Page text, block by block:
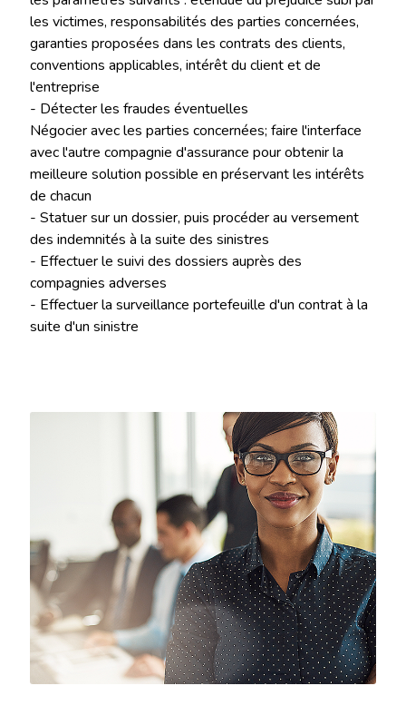
les victimes, responsabilités des parties concernées,
garanties proposées dans les contrats des clients,
conventions applicables, intérêt du client et de
l'entreprise
- Détecter les fraudes éventuelles
Négocier avec les parties concernées; faire l'interface
avec l'autre compagnie d'assurance pour obtenir la
meilleure solution possible en préservant les intérêts
de chacun
- Statuer sur un dossier, puis procéder au versement
des indemnités à la suite des sinistres
- Effectuer le suivi des dossiers auprès des
compagnies adverses
- Effectuer la surveillance portefeuille d'un contrat à la
suite d'un sinistre